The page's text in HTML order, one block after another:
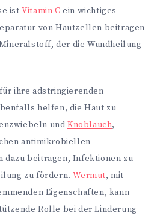
istVitamin C ein wichtiges
von Hautzellen beitragen
der die Wundheilung
ihre adstringierenden
helfen, die Haut zu
undKnoblauch,
antimikrobiellen
dazu beitragen, Infektionen zu
zu fördern.Wermut, mit
Eigenschaften, kann
Rolle bei der Linderung